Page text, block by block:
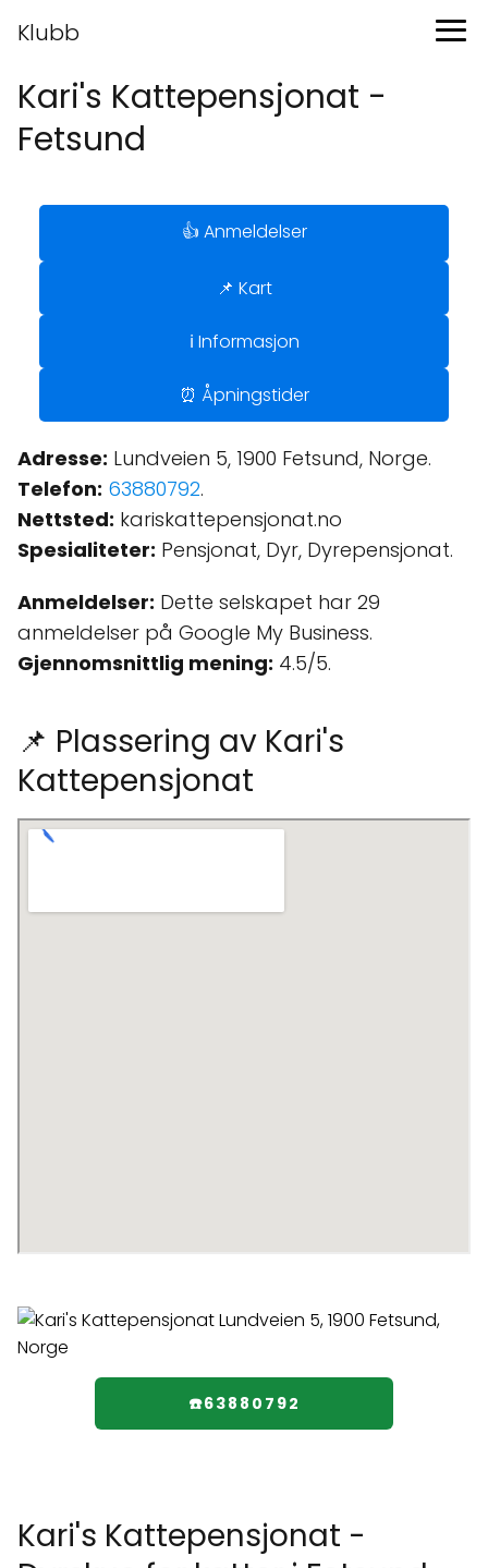
Klubb
Kari's Kattepensjonat -
Fetsund
👍 Anmeldelser
📌 Kart
ℹ️ Informasjon
⏰ Åpningstider
Adresse: Lundveien 5, 1900 Fetsund, Norge.
Telefon: 63880792.
Nettsted: kariskattepensjonat.no
Spesialiteter: Pensjonat, Dyr, Dyrepensjonat.
Anmeldelser: Dette selskapet har 29
anmeldelser på Google My Business.
Gjennomsnittlig mening: 4.5/5.
📌 Plassering av Kari's
Kattepensjonat
☎️63880792
Kari's Kattepensjonat -